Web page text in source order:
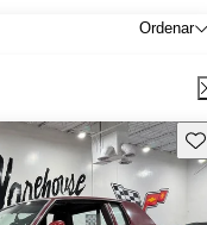
Ordenar